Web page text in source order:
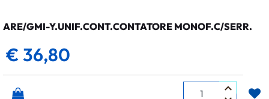
ARE/GMI-Y.UNIF.CONT.CONTATORE MONOF.C/SERR.
€ 36,80
Quantità